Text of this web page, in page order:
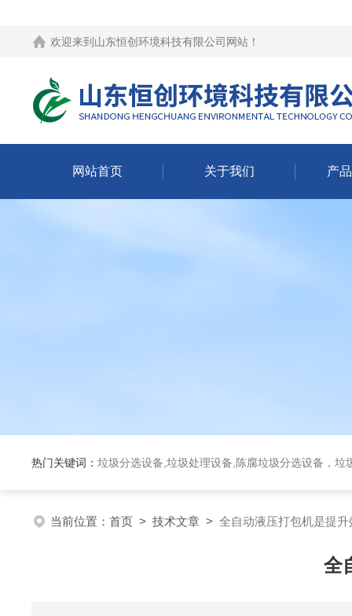
欢迎来到 山东恒创环境科技有限公司网站 ！
网站首页 关于我们 产
热门关键词： 垃圾分选设备,垃圾处理设备,陈腐垃圾分选设备，垃
当前位置： 首页 > 技术文章 > 全自动液压打包机是提
全